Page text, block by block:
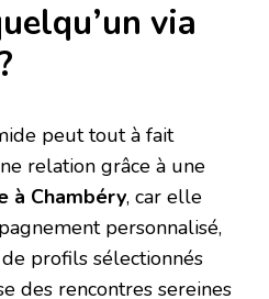
via
peut tout à fait
relation grâce à une
à Chambéry, car elle
personnalisé,
profils sélectionnés
des rencontres sereines